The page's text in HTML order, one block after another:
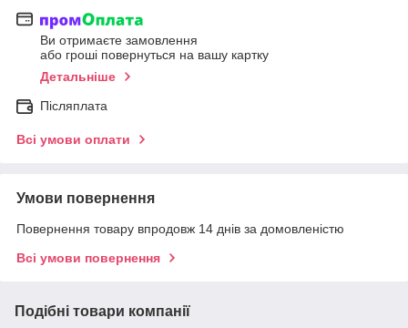
Ви отримаєте замовлення
або гроші повернуться на вашу картку
Детальніше
Післяплата
Всі умови оплати
Умови повернення
Повернення товару впродовж 14 днів за домовленістю
Всі умови повернення
Подібні товари компанії